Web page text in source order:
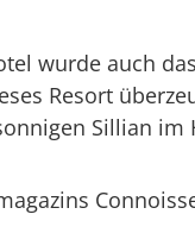
wurde auch
Resort
Sillian im